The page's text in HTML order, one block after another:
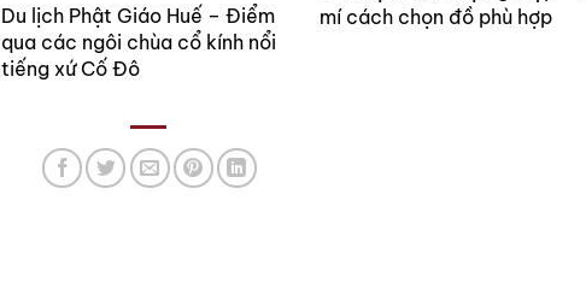
Du lịch Phật Giáo Huế – Điểm
qua các ngôi chùa cổ kính nổi
tiếng xứ Cố Đô
mí cách chọn đồ phù hợp